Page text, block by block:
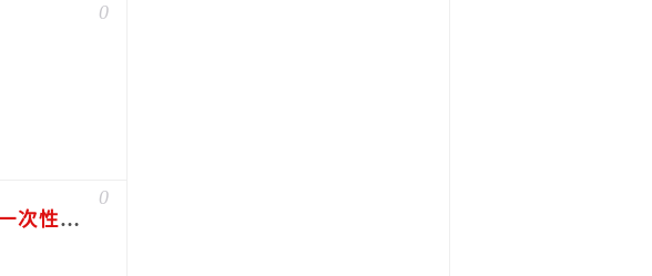
0
0
程秀安-吉祥择日，开工，装修，布局吉日一次性全学会视频一集